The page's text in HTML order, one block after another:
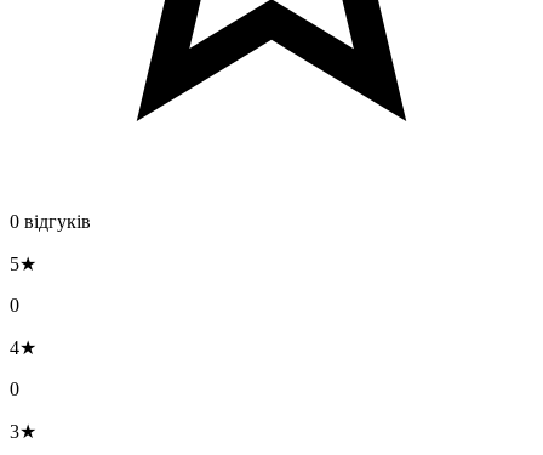
0 відгуків
5★
0
4★
0
3★